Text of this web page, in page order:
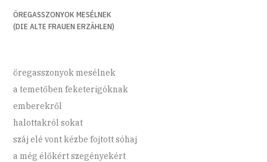
ÖREGASSZONYOK MESÉLNEK
(DIE ALTE FRAUEN ERZÄHLEN)
öregasszonyok mesélnek
a temetőben feketerigóknak
emberekről
halottakról sokat
száj elé vont kézbe fojtott sóhaj
a még élőkért szegényekért